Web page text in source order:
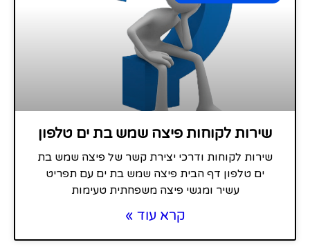
שירות לקוחות פיצה שמש בת ים טלפון
שירות לקוחות ודרכי יצירת קשר של פיצה שמש בת
ים טלפון דף הבית פיצה שמש בת ים עם תפריט
עשיר ומגשי פיצה משפחתית טעימות
קרא עוד »